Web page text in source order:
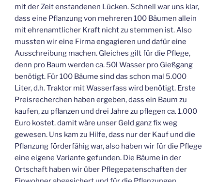
mit der Zeit enstandenen Lücken. Schnell war uns klar,
dass eine Pflanzung von mehreren 100 Bäumen allein
mit ehrenamtlicher Kraft nicht zu stemmen ist. Also
mussten wir eine Firma engagieren und dafür eine
Ausschreibung machen. Gleiches gilt für die Pflege,
denn pro Baum werden ca. 50l Wasser pro Gießgang
benötigt. Für 100 Bäume sind das schon mal 5.000
Liter, d.h. Traktor mit Wasserfass wird benötigt. Erste
Preisrecherchen haben ergeben, dass ein Baum zu
kaufen, zu pflanzen und drei Jahre zu pflegen ca. 1.000
Euro kostet. damit wäre unser Geld ganz fix weg
gewesen. Uns kam zu Hilfe, dass nur der Kauf und die
Pflanzung förderfähig war, also haben wir für die Pflege
eine eigene Variante gefunden. Die Bäume in der
Ortschaft haben wir über Pflegepatenschaften der